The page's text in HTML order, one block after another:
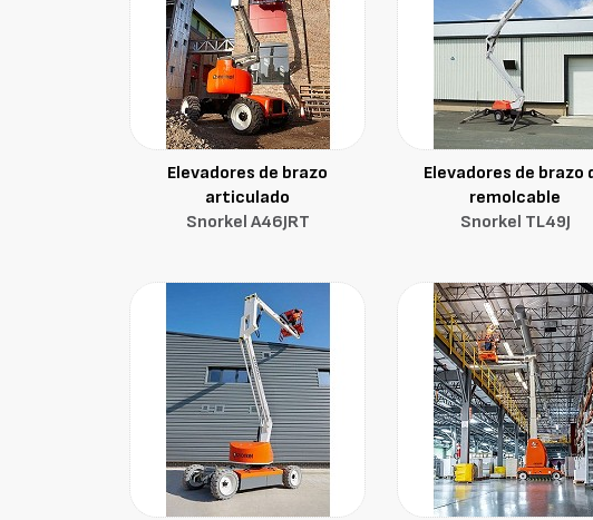
Elevadores de brazo
articulado
Snorkel A46JRT
Elevadores de brazo
remolcable
Snorkel TL49J